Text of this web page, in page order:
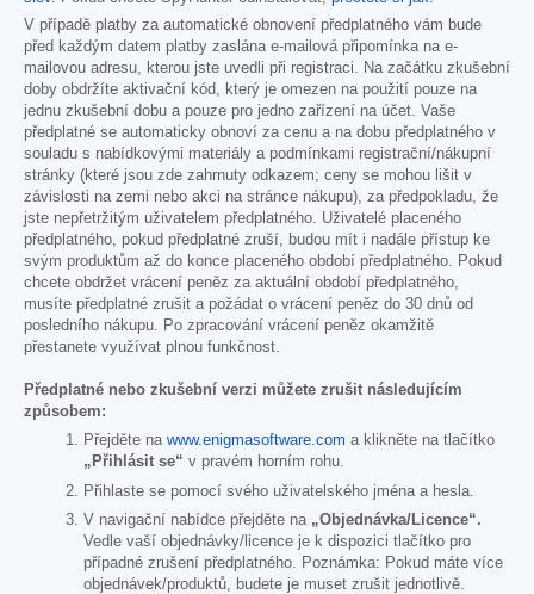
V případě platby za automatické obnovení předplatného vám bude
před každým datem platby zaslána e-mailová připomínka na e-
mailovou adresu, kterou jste uvedli při registraci. Na začátku zkušební
doby obdržíte aktivační kód, který je omezen na použití pouze na
jednu zkušební dobu a pouze pro jedno zařízení na účet. Vaše
předplatné se automaticky obnoví za cenu a na dobu předplatného v
souladu s nabídkovými materiály a podmínkami registrační/nákupní
stránky (které jsou zde zahrnuty odkazem; ceny se mohou lišit v
závislosti na zemi nebo akci na stránce nákupu), za předpokladu, že
jste nepřetržitým uživatelem předplatného. Uživatelé placeného
předplatného, pokud předplatné zruší, budou mít i nadále přístup ke
svým produktům až do konce placeného období předplatného. Pokud
chcete obdržet vrácení peněz za aktuální období předplatného,
musíte předplatné zrušit a požádat o vrácení peněz do 30 dnů od
posledního nákupu. Po zpracování vrácení peněz okamžitě
přestanete využívat plnou funkčnost.
Předplatné nebo zkušební verzi můžete zrušit následujícím
způsobem:
Přejděte na www.enigmasoftware.com a klikněte na tlačítko
„Přihlásit se“ v pravém horním rohu.
Přihlaste se pomocí svého uživatelského jména a hesla.
V navigační nabídce přejděte na „Objednávka/Licence“.
Vedle vaší objednávky/licence je k dispozici tlačítko pro
případné zrušení předplatného. Poznámka: Pokud máte více
objednávek/produktů, budete je muset zrušit jednotlivě.